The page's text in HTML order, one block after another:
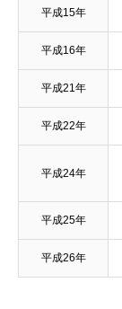
平成15年
平成16年
平成21年
平成22年
平成24年
平成25年
平成26年